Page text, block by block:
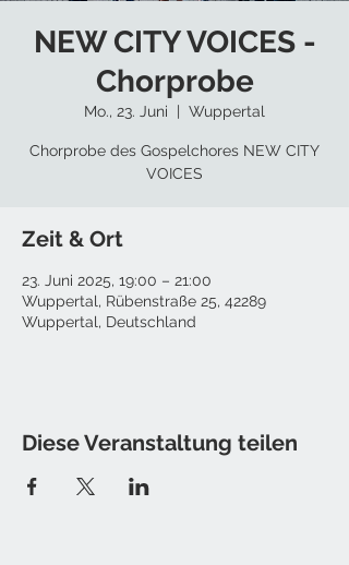
NEW CITY VOICES -
Chorprobe
Mo., 23. Juni Wuppertal
Chorprobe des Gospelchores NEW CITY
VOICES
Zeit & Ort
23. Juni 2025, 19:00 – 21:00
Wuppertal, Rübenstraße 25, 42289
Wuppertal, Deutschland
Diese Veranstaltung teilen